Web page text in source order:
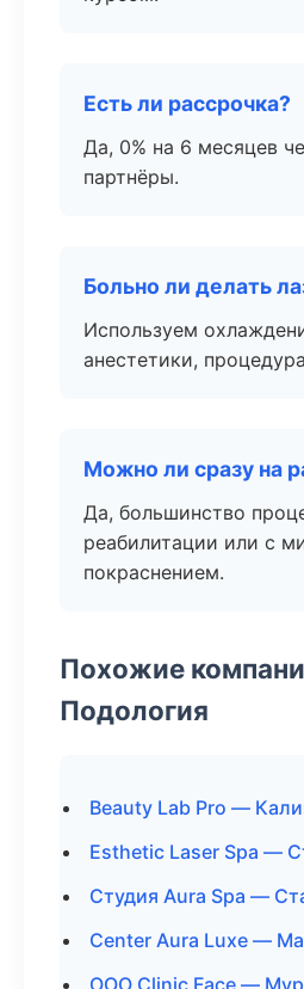
Есть ли рассрочка?
Да, 0% на 6 месяцев
партнёры.
Больно ли делать
Используем
анестетики,
Можно ли сразу на
Да, большинство
реабилитации или с
покраснением.
Похожие
Подология
Beauty Lab Pro —
Esthetic Laser Spa —
Студия Aura Spa —
Center Aura Luxe —
ООО Clinic Face —